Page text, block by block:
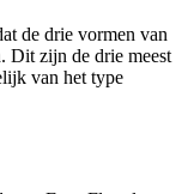
de drie vormen van
Dit zijn de drie meest
van het type